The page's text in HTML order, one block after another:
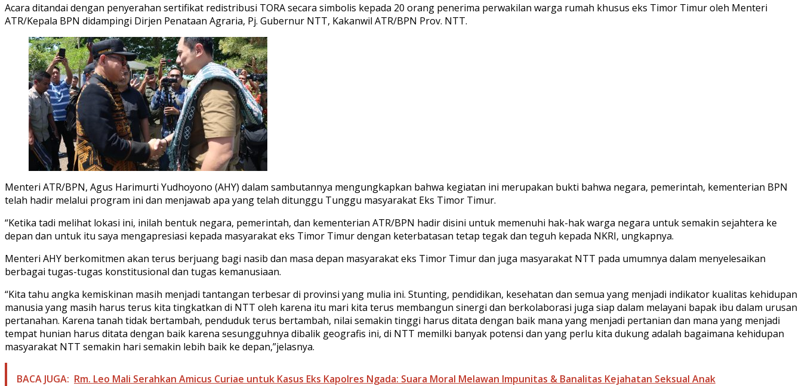
Acara ditandai dengan penyerahan sertifikat redistribusi TORA secara simbolis kepada 20 orang penerima perwakilan warga rumah khusus eks Timor Timur oleh Menteri
ATR/Kepala BPN didampingi Dirjen Penataan Agraria, Pj. Gubernur NTT, Kakanwil ATR/BPN Prov. NTT.
Menteri ATR/BPN, Agus Harimurti Yudhoyono (AHY) dalam sambutannya mengungkapkan bahwa kegiatan ini merupakan bukti bahwa negara, pemerintah, kementerian BPN
telah hadir melalui program ini dan menjawab apa yang telah ditunggu Tunggu masyarakat Eks Timor Timur.
“Ketika tadi melihat lokasi ini, inilah bentuk negara, pemerintah, dan kementerian ATR/BPN hadir disini untuk memenuhi hak-hak warga negara untuk semakin sejahtera ke
depan dan untuk itu saya mengapresiasi kepada masyarakat eks Timor Timur dengan keterbatasan tetap tegak dan teguh kepada NKRI, ungkapnya.
Menteri AHY berkomitmen akan terus berjuang bagi nasib dan masa depan masyarakat eks Timor Timur dan juga masyarakat NTT pada umumnya dalam menyelesaikan
berbagai tugas-tugas konstitusional dan tugas kemanusiaan.
“Kita tahu angka kemiskinan masih menjadi tantangan terbesar di provinsi yang mulia ini. Stunting, pendidikan, kesehatan dan semua yang menjadi indikator kualitas kehidupan
manusia yang masih harus terus kita tingkatkan di NTT oleh karena itu mari kita terus membangun sinergi dan berkolaborasi juga siap dalam melayani bapak ibu dalam urusan
pertanahan. Karena tanah tidak bertambah, penduduk terus bertambah, nilai semakin tinggi harus ditata dengan baik mana yang menjadi pertanian dan mana yang menjadi
tempat hunian harus ditata dengan baik karena sesungguhnya dibalik geografis ini, di NTT memilki banyak potensi dan yang perlu kita dukung adalah bagaimana kehidupan
masyarakat NTT semakin hari semakin lebih baik ke depan,”jelasnya.
BACA JUGA: Rm. Leo Mali Serahkan Amicus Curiae untuk Kasus Eks Kapolres Ngada: Suara Moral Melawan Impunitas & Banalitas Kejahatan Seksual Anak